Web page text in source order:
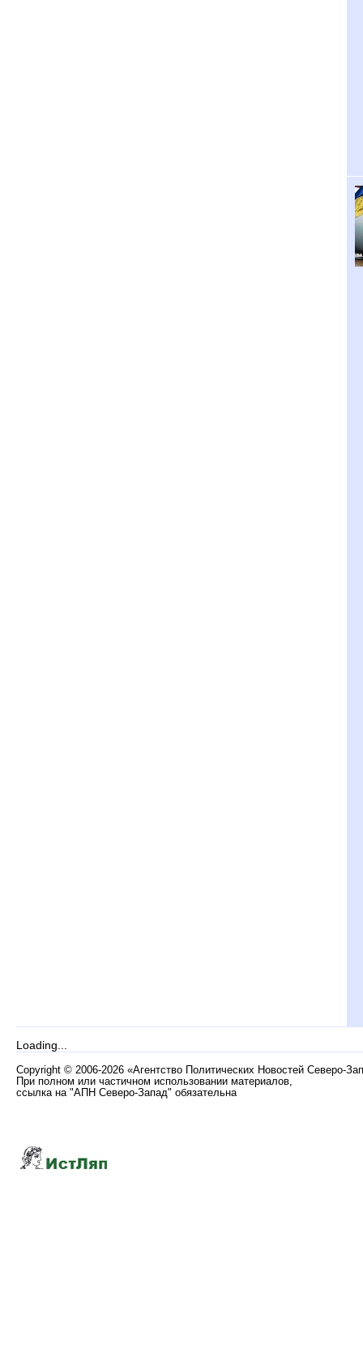
Loading...
Copyright © 2006-2026 «Агентство Политических Новостей Северо-
При полном или частичном использовании материалов,
ссылка на "АПН Северо-Запад" обязательна